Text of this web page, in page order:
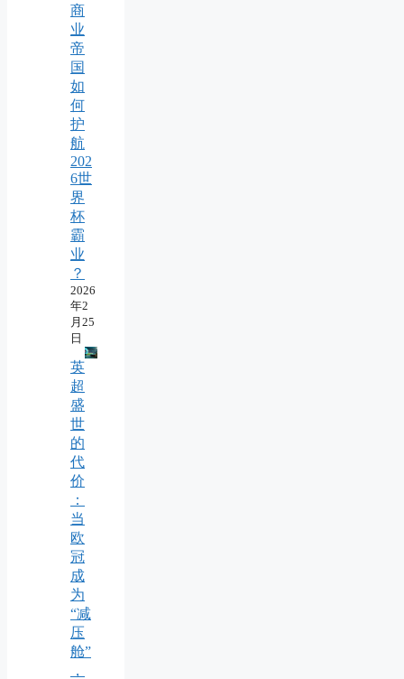
商
业
帝
国
如
何
护
航
202
6世
界
杯
霸
业
？
2026
年2
月25
日
英
超
盛
世
的
代
价
：
当
欧
冠
成
为
“减
压
舱”
，